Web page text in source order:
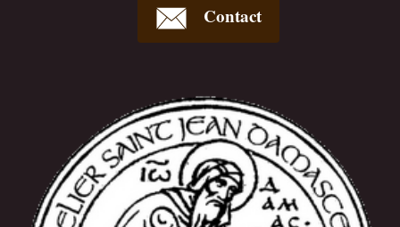
Contact